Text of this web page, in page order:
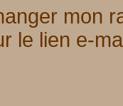
mon
le lien e-